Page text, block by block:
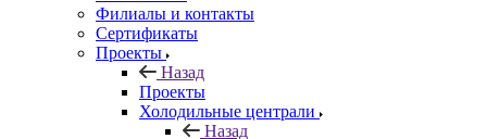
Филиалы и контакты
Сертификаты
Проекты
Назад
Проекты
Холодильные централи
Назад